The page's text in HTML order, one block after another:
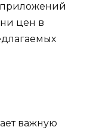
приложений
цен в
важную